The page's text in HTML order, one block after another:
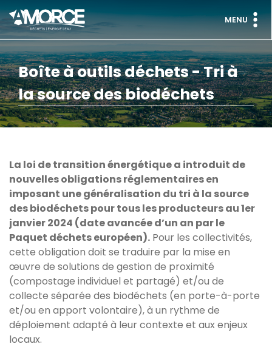
MENU
Boîte à outils déchets - Tri à
la source des biodéchets
La loi de transition énergétique a introduit de
nouvelles obligations réglementaires en
imposant une généralisation du tri à la source
des biodéchets pour tous les producteurs au 1er
janvier 2024 (date avancée d’un an par le
Paquet déchets européen). Pour les collectivités,
cette obligation doit se traduire par la mise en
œuvre de solutions de gestion de proximité
(compostage individuel et partagé) et/ou de
collecte séparée des biodéchets (en porte-à-porte
et/ou en apport volontaire), à un rythme de
déploiement adapté à leur contexte et aux enjeux
locaux.